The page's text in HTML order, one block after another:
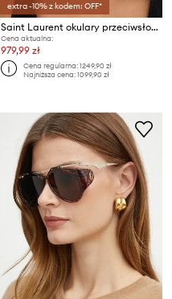
extra -10% z kodem: OFF*
Saint Laurent okulary przeciwsłoneczne KATE THIN
Cena aktualna:
979,99 zł
Cena regularna:1249,90 zł
Najniższa cena:1099,90 zł